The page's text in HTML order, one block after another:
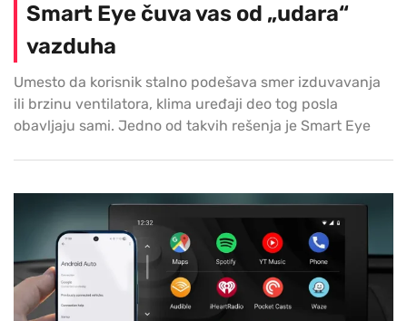
Smart Eye čuva vas od „udara“
vazduha
Umesto da korisnik stalno podešava smer izduvavanja
ili brzinu ventilatora, klima uređaji deo tog posla
obavljaju sami. Jedno od takvih rešenja je Smart Eye